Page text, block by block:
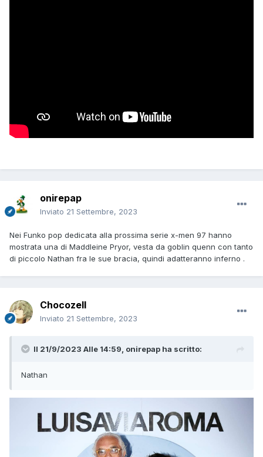
onirepap
Inviato 21 Settembre, 2023
Nei Funko pop dedicata alla prossima serie x-men 97 hanno
mostrata una di Maddleine Pryor, vesta da goblin quenn con tanto
di piccolo Nathan fra le sue bracia, quindi adatteranno inferno .
Chocozell
Inviato 21 Settembre, 2023
Il 21/9/2023 Alle 14:59, onirepap ha scritto:
Nathan